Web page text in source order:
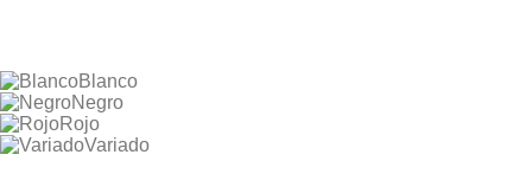
Blanco
Negro
Rojo
Variado